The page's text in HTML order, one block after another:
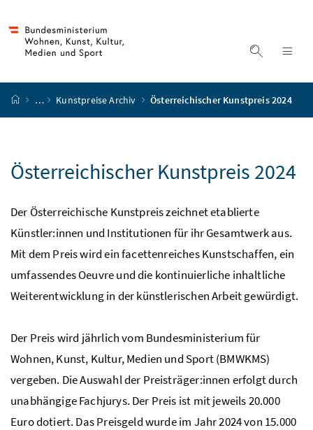
Suche
Startseite
… Kunstpreise Archiv Österreichischer Kunstpreis 2024
Österreichischer Kunstpreis 2024
Der Österreichische Kunstpreis zeichnet etablierte
Künstler:innen und Institutionen für ihr Gesamtwerk aus.
Mit dem Preis wird ein facettenreiches Kunstschaffen, ein
umfassendes Oeuvre und die kontinuierliche inhaltliche
Weiterentwicklung in der künstlerischen Arbeit gewürdigt.
Der Preis wird jährlich vom Bundesministerium für
Wohnen, Kunst, Kultur, Medien und Sport (BMWKMS)
vergeben. Die Auswahl der Preisträger:innen erfolgt durch
unabhängige Fachjurys. Der Preis ist mit jeweils 20.000
Euro dotiert. Das Preisgeld wurde im Jahr 2024 von 15.000